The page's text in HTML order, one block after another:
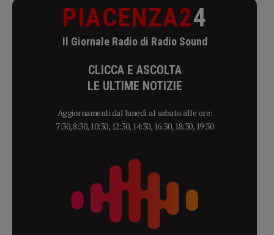
PIACENZA24
Il Giornale Radio di Radio Sound
CLICCA E ASCOLTA
LE ULTIME NOTIZIE
Aggiornamenti dal lunedì al sabato alle ore:
7:30, 8:30, 10:30, 12:30, 14:30, 16:30, 18:30, 19:30